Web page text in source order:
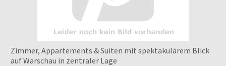
Zimmer, Appartements & Suiten mit spektakulärem Blick
auf Warschau in zentraler Lage